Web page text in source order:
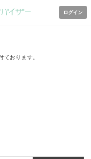
ログイン
ております。